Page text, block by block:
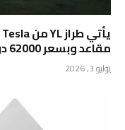
مقاعد وبسعر 62000 دولار
يوليو 3, 2026